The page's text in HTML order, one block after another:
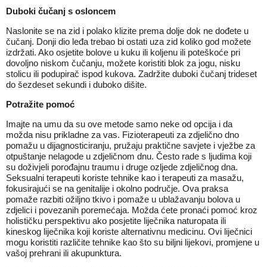
Duboki čučanj s osloncem
Naslonite se na zid i polako klizite prema dolje dok ne dođete u
čučanj. Donji dio leđa trebao bi ostati uza zid koliko god možete
izdržati. Ako osjetite bolove u kuku ili koljenu ili poteškoće pri
dovoljno niskom čučanju, možete koristiti blok za jogu, nisku
stolicu ili podupirač ispod kukova. Zadržite duboki čučanj trideset
do šezdeset sekundi i duboko dišite.
Potražite pomoć
Imajte na umu da su ove metode samo neke od opcija i da
možda nisu prikladne za vas. Fizioterapeuti za zdjelično dno
pomažu u dijagnosticiranju, pružaju praktične savjete i vježbe za
otpuštanje nelagode u zdjeličnom dnu. Često rade s ljudima koji
su doživjeli porođajnu traumu i druge ozljede zdjeličnog dna.
Seksualni terapeuti koriste tehnike kao i terapeuti za masažu,
fokusirajući se na genitalije i okolno područje. Ova praksa
pomaže razbiti ožiljno tkivo i pomaže u ublažavanju bolova u
zdjelici i povezanih poremećaja. Možda ćete pronaći pomoć kroz
holističku perspektivu ako posjetite liječnika naturopata ili
kineskog liječnika koji koriste alternativnu medicinu. Ovi liječnici
mogu koristiti različite tehnike kao što su biljni lijekovi, promjene u
vašoj prehrani ili akupunktura.